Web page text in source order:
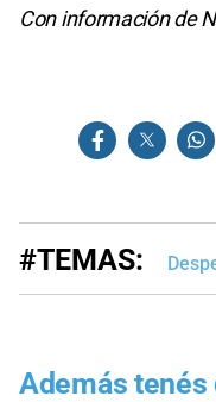
Con información de
#TEMAS:
Además tenés